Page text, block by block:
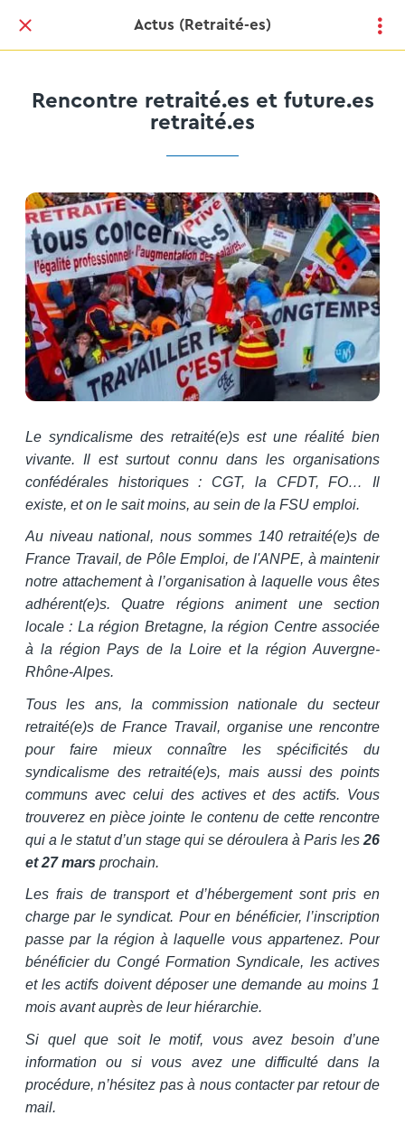
Actus (Retraité-es)
Rencontre retraité.es et future.es
retraité.es
Le syndicalisme des retraité(e)s est une réalité bien
vivante. Il est surtout connu dans les organisations
confédérales historiques : CGT, la CFDT, FO… Il
existe, et on le sait moins, au sein de la FSU emploi.
Au niveau national, nous sommes 140 retraité(e)s de
France Travail, de Pôle Emploi, de l'ANPE, à maintenir
notre attachement à l’organisation à laquelle vous êtes
adhérent(e)s. Quatre régions animent une section
locale : La région Bretagne, la région Centre associée
à la région Pays de la Loire et la région Auvergne-
Rhône-Alpes.
Tous les ans, la commission nationale du secteur
retraité(e)s de France Travail, organise une rencontre
pour faire mieux connaître les spécificités du
syndicalisme des retraité(e)s, mais aussi des points
communs avec celui des actives et des actifs. Vous
trouverez en pièce jointe le contenu de cette rencontre
qui a le statut d’un stage qui se déroulera à Paris les 26
et 27 mars prochain.
Les frais de transport et d’hébergement sont pris en
charge par le syndicat. Pour en bénéficier, l’inscription
passe par la région à laquelle vous appartenez. Pour
bénéficier du Congé Formation Syndicale, les actives
et les actifs doivent déposer une demande au moins 1
mois avant auprès de leur hiérarchie.
Si quel que soit le motif, vous avez besoin d’une
information ou si vous avez une difficulté dans la
procédure, n’hésitez pas à nous contacter par retour de
mail.